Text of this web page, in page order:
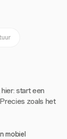
start een
zoals het
mobiel